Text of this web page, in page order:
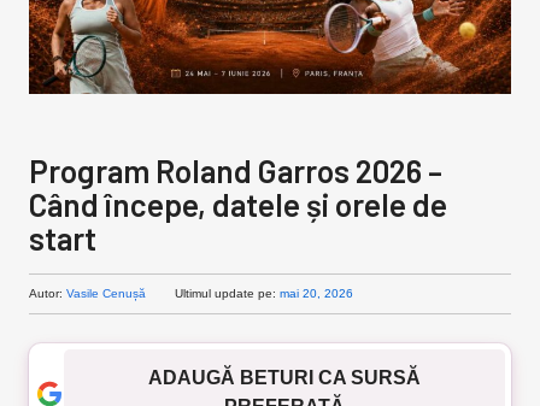
Program Roland Garros 2026 –
Când începe, datele și orele de
start
Autor: Vasile Cenușă Ultimul update pe: mai 20, 2026
ADAUGĂ BETURI CA SURSĂ